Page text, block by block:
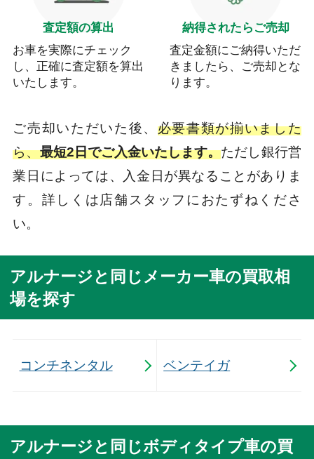
査定額の算出
お車を実際にチェック
し、正確に査定額を算出
いたします。
納得されたらご売却
査定金額にご納得いただ
きましたら、ご売却とな
ります。
ご売却いただいた後、 必要書類が揃いました
ら、最短2日でご入金いたします。ただし銀行営
業日によっては、入金日が異なることがありま
す。詳しくは店舗スタッフにおたずねくださ
い。
アルナージと同じメーカー車の買取相
場を探す
コンチネンタル ベンテイガ
アルナージと同じボディタイプ車の買